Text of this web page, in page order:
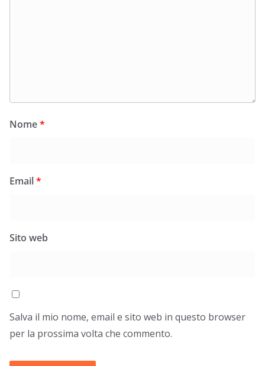
Nome*
Email*
Sito web
Salva il mio nome, email e sito web in questo browser
per la prossima volta che commento.